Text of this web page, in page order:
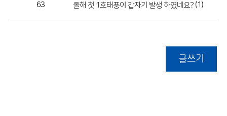
63 올해 첫 1호태풍이 갑자기 발생 하였네요? (1)
글쓰기